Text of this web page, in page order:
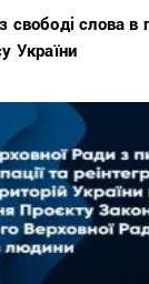
слова в
України